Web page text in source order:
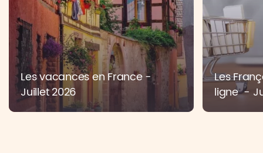
Les vacances en France -
Juillet 2026
Les
ligne -